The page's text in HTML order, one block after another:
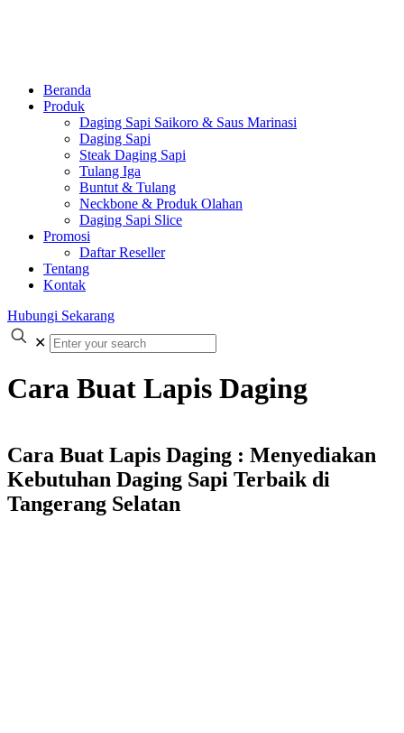
Beranda
Produk
Daging Sapi Saikoro & Saus Marinasi
Daging Sapi
Steak Daging Sapi
Tulang Iga
Buntut & Tulang
Neckbone & Produk Olahan
Daging Sapi Slice
Promosi
Daftar Reseller
Tentang
Kontak
Hubungi Sekarang
✕
Cara Buat Lapis Daging
Cara Buat Lapis Daging : Menyediakan
Kebutuhan Daging Sapi Terbaik di
Tangerang Selatan